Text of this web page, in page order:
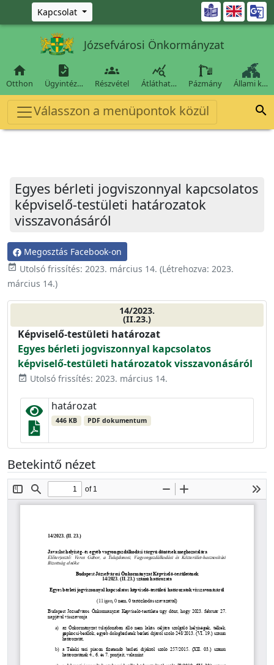
Ugrás a fő tartalomra
Kapcsolat 
Józsefvárosi Önkormányzat

Otthon

Ügyintéz…

Részvétel

Átláthat… Pázmány Állami k…
Válasszon a menüpontok közül 
Egyes bérleti jogviszonnyal kapcsolatos
képviselő-testületi határozatok
visszavonásáról
Megosztás Facebook-on
event_available Utolsó frissítés: 2023. március 14. (Létrehozva: 2023.
március 14.)
14/2023.
(II.23.)
Képviselő-testületi határozat
Egyes bérleti jogviszonnyal kapcsolatos
képviselő-testületi határozatok visszavonásáról
event_available Utolsó frissítés: 2023. március 14.
határozat
446 KB PDF dokumentum
Betekintő nézet